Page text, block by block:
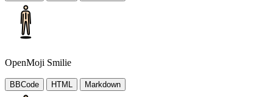
OpenMoji Smilie
BBCode HTML Markdown